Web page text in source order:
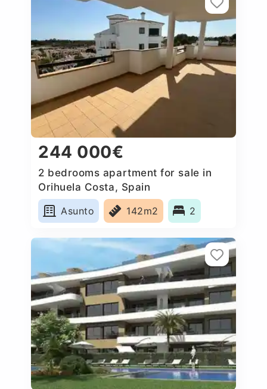
244 000€
2 bedrooms apartment for sale in
Orihuela Costa, Spain
Asunto
142m2 2